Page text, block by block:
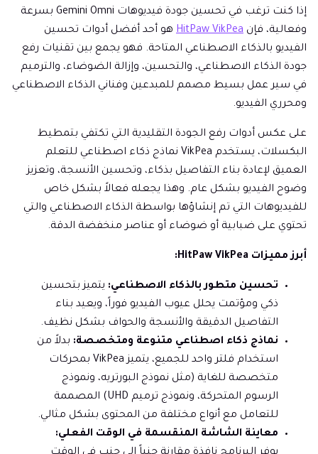
إذا كنت ترغب في تحسين جودة فيديوهات Gemini Omni بسرعة
وفعالية، فإن HitPaw VikPea هو أحد أفضل أدوات تحسين
الفيديو بالذكاء الاصطناعي المتاحة. فهو يجمع بين تقنيات رفع
جودة الذكاء الاصطناعي، والتحسين، وإزالة الضوضاء، والترميم
في سير عمل بسيط مصمم للمبدعين وفناني الذكاء الاصطناعي
ومحرري الفيديو.
على عكس أدوات رفع الجودة التقليدية التي تكتفي بتمطيط
البكسلات، يستخدم VikPea نماذج ذكاء اصطناعي للتعلم
العميق لإعادة بناء التفاصيل بذكاء، وتحسين الأنسجة، وتعزيز
وضوح الفيديو بشكل عام. وهذا يجعله فعالاً بشكل خاص
للفيديوهات التي تم إنشاؤها بواسطة الذكاء الاصطناعي والتي
تحتوي على ضبابية أو ضوضاء أو عناصر منخفضة الدقة.
أبرز مميزات HitPaw VikPea:
تحسين متطور بالذكاء الاصطناعي: يتميز بتحسين
ذكي ومؤتمت يحلل عيوب الفيديو فوراً، ويعيد بناء
التفاصيل الدقيقة والأنسجة والحواف بشكل نظيف.
نماذج ذكاء اصطناعي متنوعة ومتخصصة: بدلاً من
استخدام فلتر واحد للجميع، يتميز VikPea بمحركات
متخصصة للغاية (مثل نموذج البورتريه، ونموذج
الرسوم المتحركة، ونموذج ترميم UHD) المصممة
للتعامل مع أنواع مختلفة من المحتوى بشكل مثالي.
معاينة الشاشة المنقسمة في الوقت الفعلي: